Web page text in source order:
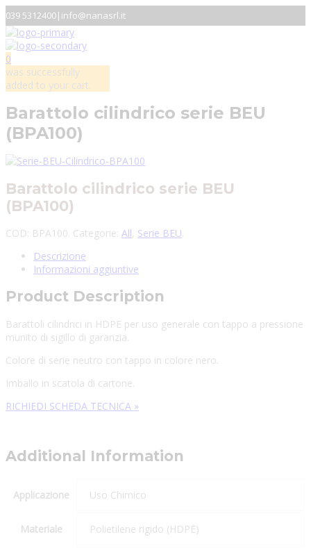
039 5312400| info@nanasrl.it
0
was successfully
added to your cart.
Barattolo cilindrico serie BEU
(BPA100)
Barattolo cilindrico serie BEU
(BPA100)
COD: BPA100. Categorie: All, Serie BEU.
Descrizione
Informazioni aggiuntive
Product Description
Barattoli cilindrici in HDPE per uso generale con tappo a pressione
munito di sigillo di garanzia.
Colore di serie neutro con tappo in colore nero.
Imballo in scatola di cartone.
RICHIEDI SCHEDA TECNICA »
Additional Information
Applicazione Uso Chimico
Materiale Polietilene rigido (HDPE)